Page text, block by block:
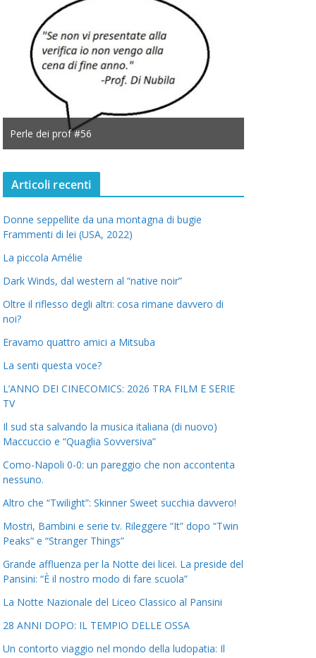
Perle dei prof #56
Articoli recenti
Donne seppellite da una montagna di bugie
Frammenti di lei (USA, 2022)
La piccola Amélie
Dark Winds, dal western al “native noir”
Oltre il riflesso degli altri: cosa rimane davvero di
noi?
Eravamo quattro amici a Mitsuba
La senti questa voce?
L’ANNO DEI CINECOMICS: 2026 TRA FILM E SERIE
TV
Il sud sta salvando la musica italiana (di nuovo)
Maccuccio e “Quaglia Sovversiva”
Como-Napoli 0-0: un pareggio che non accontenta
nessuno.
Altro che “Twilight”: Skinner Sweet succhia davvero!
Mostri, Bambini e serie tv. Rileggere “It” dopo “Twin
Peaks” e “Stranger Things”
Grande affluenza per la Notte dei licei. La preside del
Pansini: “È il nostro modo di fare scuola”
La Notte Nazionale del Liceo Classico al Pansini
28 ANNI DOPO: IL TEMPIO DELLE OSSA
Un contorto viaggio nel mondo della ludopatia: Il